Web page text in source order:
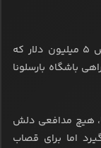
دیگو مارادونا در سال ۱۹۸۲ با قراردادی به ارزش ۵ میلیون دلار که
باشگاه بارسلونا
هیچ مدافعی دلش
اما برای قصاب